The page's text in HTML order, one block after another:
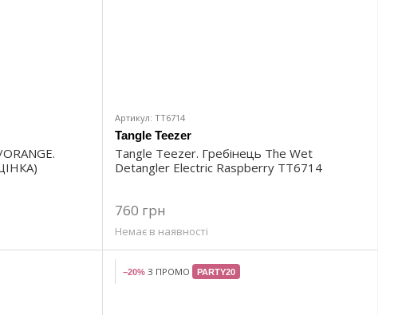
Артикул: TT6714
Tangle Teezer
Tangle Teezer. Гребінець The Wet
Detangler Electric Raspberry TT6714
760 грн
Немає в наявності
−20% З ПРОМО PARTY20